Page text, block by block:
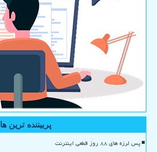
پربیننده ترین ها
پس لرزه های ۸۸ روز قطعی اینترنت